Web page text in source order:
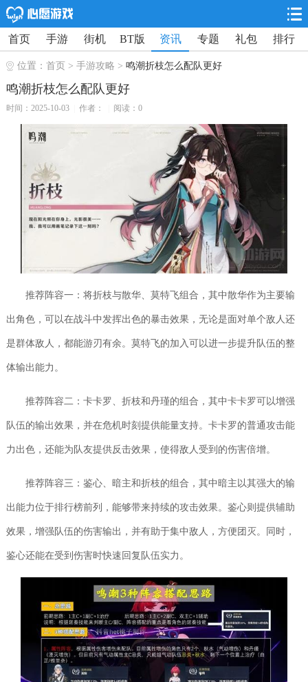
首页 手游 街机 BT版 资讯 专题 礼包 排行
位置： 首页 > 手游攻略 > 鸣潮折枝怎么配队更好
鸣潮折枝怎么配队更好
时间：2025-10-03 作者： 阅读：0
推荐阵容一：将折枝与散华、莫特飞组合，其中散华作为主要输
出角色，可以在战斗中发挥出色的暴击效果，无论是面对单个敌人还
是群体敌人，都能游刃有余。莫特飞的加入可以进一步提升队伍的整
体输出能力。
推荐阵容二：卡卡罗、折枝和丹瑾的组合，其中卡卡罗可以增强
队伍的输出效果，并在危机时刻提供能量支持。卡卡罗的普通攻击能
力出色，还能为队友提供反击效果，使得敌人受到的伤害倍增。
推荐阵容三：鉴心、暗主和折枝的组合，其中暗主以其强大的输
出能力位于排行榜前列，能够带来持续的攻击效果。鉴心则提供辅助
效果，增强队伍的伤害输出，并有助于集中敌人，方便团灭。同时，
鉴心还能在受到伤害时快速回复队伍实力。